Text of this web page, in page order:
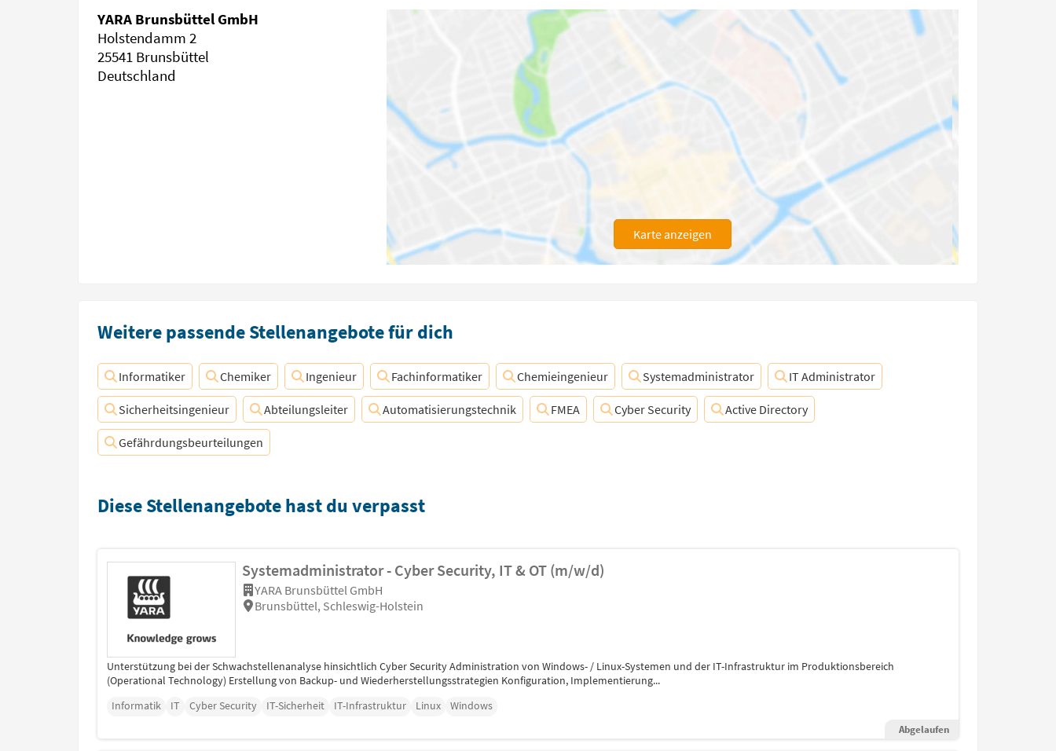
YARA Brunsbüttel GmbH
Holstendamm 2
25541 Brunsbüttel
Deutschland
Karte anzeigen
Weitere passende Stellenangebote für dich
Informatiker Chemiker Ingenieur Fachinformatiker Chemieingenieur Systemadministrator IT Administrator
Sicherheitsingenieur Abteilungsleiter Automatisierungstechnik FMEA Cyber Security Active Directory
Gefährdungsbeurteilungen
Diese Stellenangebote hast du verpasst
Systemadministrator - Cyber Security, IT & OT (m/w/d)
YARA Brunsbüttel GmbH
Brunsbüttel, Schleswig-Holstein
Unterstützung bei der Schwachstellenanalyse hinsichtlich Cyber Security Administration von Windows- / Linux-Systemen und der IT-Infrastruktur im Produktionsbereich
(Operational Technology) Erstellung von Backup- und Wiederherstellungsstrategien Konfiguration, Implementierung...
Informatik
IT Cyber Security IT-Sicherheit IT-Infrastruktur Linux Windows
Abgelaufen